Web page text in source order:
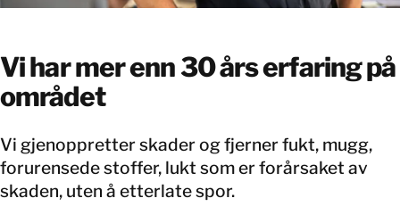
Vi har mer enn 30 års erfaring på
området
Vi gjenoppretter skader og fjerner fukt, mugg,
forurensede stoffer, lukt som er forårsaket av
skaden, uten å etterlate spor.